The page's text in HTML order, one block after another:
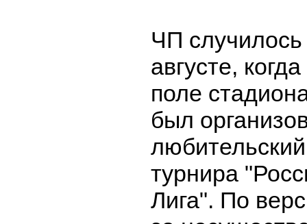
ЧП
августе,
поле
был
турнира
Лига". По